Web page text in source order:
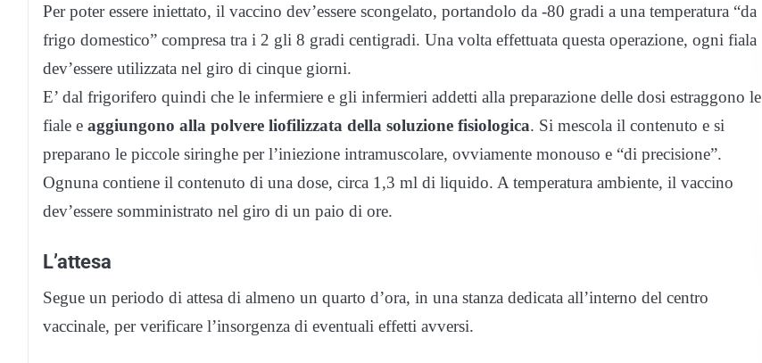
Per poter essere iniettato, il vaccino dev’essere scongelato, portandolo da -80 gradi a una temperatura “da
frigo domestico” compresa tra i 2 gli 8 gradi centigradi. Una volta effettuata questa operazione, ogni fiala
dev’essere utilizzata nel giro di cinque giorni.
E’ dal frigorifero quindi che le infermiere e gli infermieri addetti alla preparazione delle dosi estraggono le
fiale e aggiungono alla polvere liofilizzata della soluzione fisiologica. Si mescola il contenuto e si
preparano le piccole siringhe per l’iniezione intramuscolare, ovviamente monouso e “di precisione”.
Ognuna contiene il contenuto di una dose, circa 1,3 ml di liquido. A temperatura ambiente, il vaccino
dev’essere somministrato nel giro di un paio di ore.
L’attesa
Segue un periodo di attesa di almeno un quarto d’ora, in una stanza dedicata all’interno del centro
vaccinale, per verificare l’insorgenza di eventuali effetti avversi.